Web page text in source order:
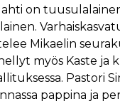
on
Mikaelin
myös Kaste ja
Pastori
pappina ja